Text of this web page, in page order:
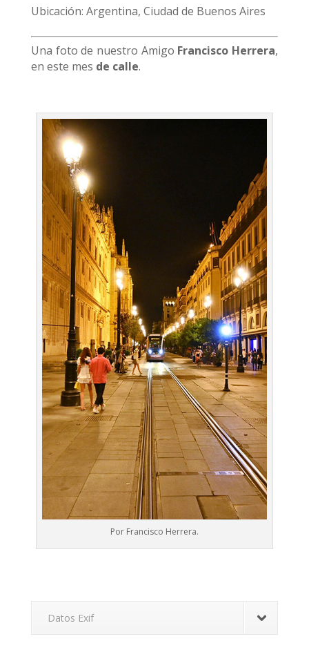
Ubicación: Argentina, Ciudad de Buenos Aires
Una foto de nuestro Amigo Francisco Herrera,
en este mes de calle.
Por Francisco Herrera.
Datos Exif